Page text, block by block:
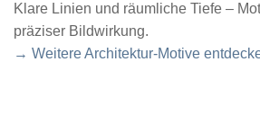
Klare Linien und räumliche Tiefe –
präziser Bildwirkung.
→ Weitere Architektur-Motive